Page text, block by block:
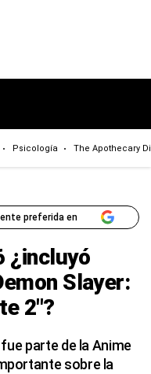
Psicología The Apothecary
preferida en
¿incluyó
Slayer:
2″?
parte de la Anime
sobre la